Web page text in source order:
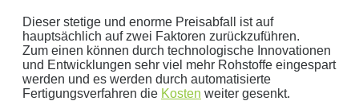
Wirtschaftlichkeitsrechner.
die bis 5000 kWh optimiert ist.
Jetzt unverbindliches Angebot erhalten
Dieser stetige und enorme Preisabfall ist auf
hauptsächlich auf zwei Faktoren zurückzuführen.
Zum einen können durch technologische Innovationen
und Entwicklungen sehr viel mehr Rohstoffe eingespart
werden und es werden durch automatisierte
Fertigungsverfahren die Kosten weiter gesenkt.